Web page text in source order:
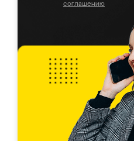
соглашению